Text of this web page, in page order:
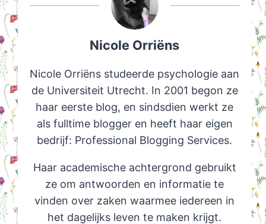
Nicole Orriëns
Nicole Orriëns studeerde psychologie aan
de Universiteit Utrecht. In 2001 begon ze
haar eerste blog, en sindsdien werkt ze
als fulltime blogger en heeft haar eigen
bedrijf: Professional Blogging Services.
Haar academische achtergrond gebruikt
ze om antwoorden en informatie te
vinden over zaken waarmee iedereen in
het dagelijks leven te maken krijgt.